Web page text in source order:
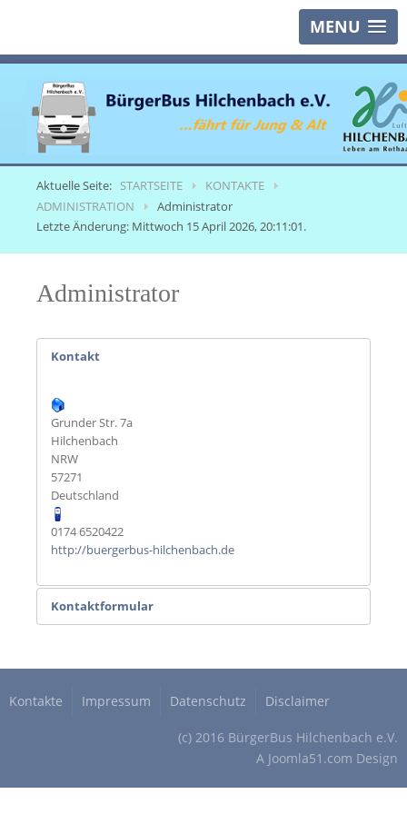
MENU
Aktuelle Seite: STARTSEITE
KONTAKTE
ADMINISTRATION
Administrator
Letzte Änderung: Mittwoch 15 April 2026, 20:11:01.
Administrator
Kontakt
Grunder Str. 7a
Hilchenbach
NRW
57271
Deutschland
0174 6520422
http://buergerbus-hilchenbach.de
Kontaktformular
Eine E-Mail senden
Kontakte Impressum Datenschutz Disclaimer
(c) 2016 BürgerBus Hilchenbach e.V.
A Joomla51.com Design